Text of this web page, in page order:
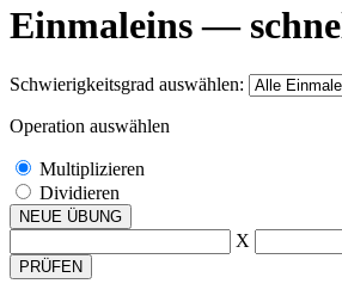
Einmaleins —
Schwierigkeitsgrad auswählen:
Operation auswählen
Multiplizieren
Dividieren
NEUE ÜBUNG
X
PRÜFEN